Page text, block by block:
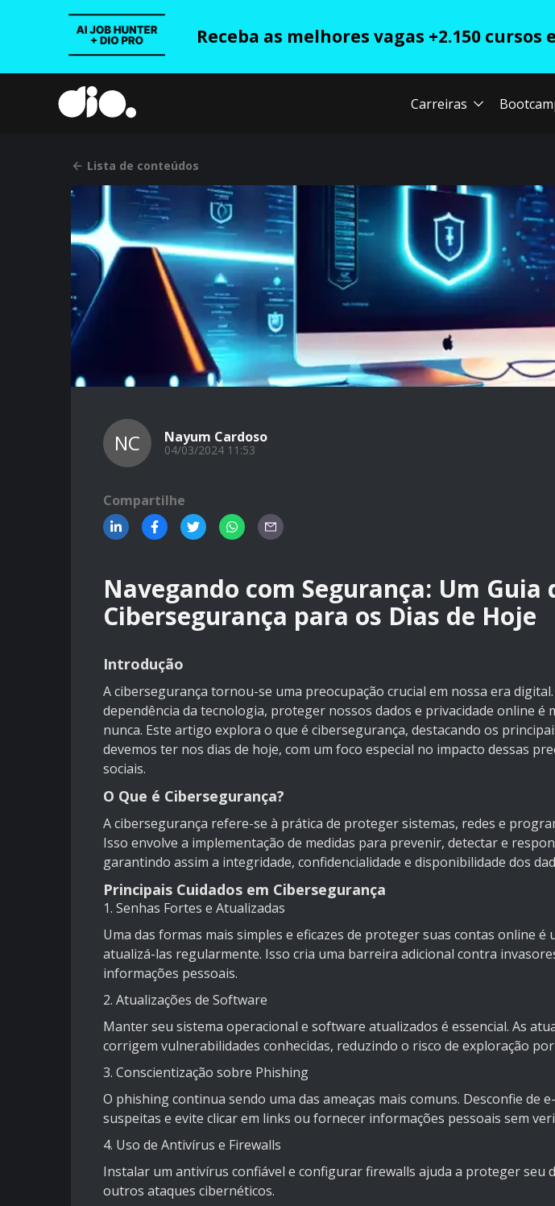
Receba as melhores vagas +2.150 cursos
Carreiras
Lista de conteúdos
NC Nayum Cardoso
04/03/2024 11:53
Compartilhe
Navegando com Segurança: Um Guia
Cibersegurança para os Dias de Hoje
Introdução
A cibersegurança tornou-se uma preocupação crucial em nossa era digital.
dependência da tecnologia, proteger nossos dados e privacidade online é
nunca. Este artigo explora o que é cibersegurança, destacando os
devemos ter nos dias de hoje, com um foco especial no impacto dessas
sociais.
O Que é Cibersegurança?
A cibersegurança refere-se à prática de proteger sistemas, redes e
Isso envolve a implementação de medidas para prevenir, detectar e
garantindo assim a integridade, confidencialidade e disponibilidade dos
Principais Cuidados em Cibersegurança
1. Senhas Fortes e Atualizadas
Uma das formas mais simples e eficazes de proteger suas contas online
atualizá-las regularmente. Isso cria uma barreira adicional contra
informações pessoais.
2. Atualizações de Software
Manter seu sistema operacional e software atualizados é essencial. As
corrigem vulnerabilidades conhecidas, reduzindo o risco de exploração
3. Conscientização sobre Phishing
O phishing continua sendo uma das ameaças mais comuns. Desconfie de
suspeitas e evite clicar em links ou fornecer informações pessoais sem
4. Uso de Antivírus e Firewalls
Instalar um antivírus confiável e configurar firewalls ajuda a proteger seu
outros ataques cibernéticos.